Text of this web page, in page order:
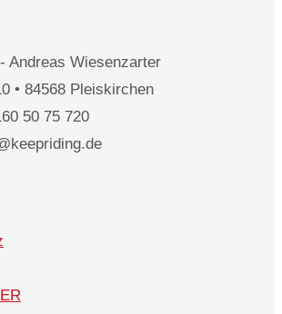
Andreas Wiesenzarter
• 84568 Pleiskirchen
50 75 720